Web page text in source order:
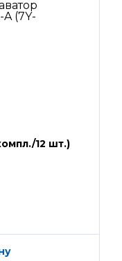
12 шт.)